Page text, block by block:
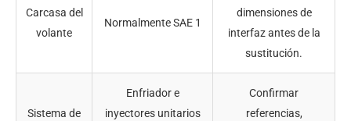
Carcasa del
volante
Normalmente SAE 1
dimensiones de
interfaz antes de la
sustitución.
Sistema de
Enfriador e
inyectores unitarios
Confirmar
referencias,